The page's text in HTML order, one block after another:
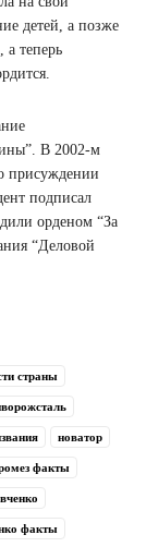
детей, а позже
теперь
В 2002-м
присуждении
подписал
орденом “За
“Деловой
страны
новатор
факты
факты